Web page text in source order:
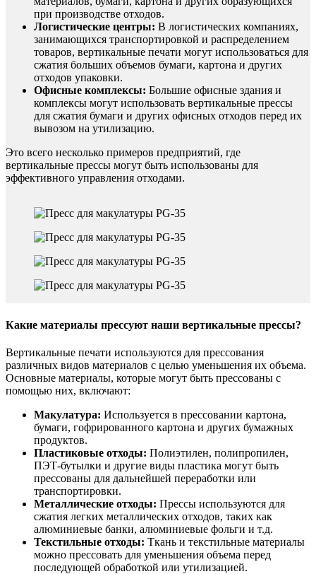
при производстве отходов.
Логистические центры: В логистических компаниях,
занимающихся транспортировкой и распределением
товаров, вертикальные печати могут использоваться для
сжатия больших объемов бумаги, картона и других
отходов упаковки.
Офисные комплексы: Большие офисные здания и
комплексы могут использовать вертикальные прессы
для сжатия бумаги и других офисных отходов перед их
вывозом на утилизацию.
Это всего несколько примеров предприятий, где
вертикальные прессы могут быть использованы для
эффективного управления отходами.
Какие материалы прессуют наши вертикальные прессы?
Вертикальные печати используются для прессования
различных видов материалов с целью уменьшения их объема.
Основные материалы, которые могут быть прессованы с
помощью них, включают:
Макулатура: Используется в прессовании картона,
бумаги, гофрированного картона и других бумажных
продуктов.
Пластиковые отходы: Полиэтилен, полипропилен,
ПЭТ-бутылки и другие виды пластика могут быть
прессованы для дальнейшей переработки или
транспортировки.
Металлические отходы: Прессы используются для
сжатия легких металлических отходов, таких как
алюминиевые банки, алюминиевые фольги и т.д.
Текстильные отходы: Ткань и текстильные материалы
можно прессовать для уменьшения объема перед
последующей обработкой или утилизацией.